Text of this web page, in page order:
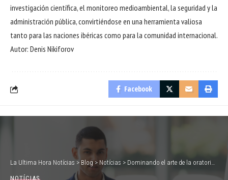
investigación científica, el monitoreo medioambiental, la seguridad y la
administración pública, convirtiéndose en una herramienta valiosa
tanto para las naciones ibéricas como para la comunidad internacional.
Autor: Denis Nikiforov
Facebook
La Ultima Hora Notícias > Blog> Notícias > Dominando el arte de la oratoria: cómo hablar en público con confianza y claridad
NOTÍCIAS